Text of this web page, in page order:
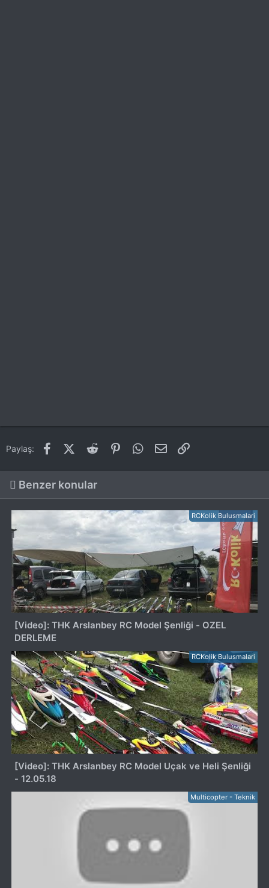
Paylaş: FacebookX (Twitter)
Reddit PinterestWhatsApp
E-posta
Benzer konular
RCKolik Bulusmalari
[Video]: THK Arslanbey RC Model Şenliği - OZEL
DERLEME
RCKolik Bulusmalari
[Video]: THK Arslanbey RC Model Uçak ve Heli Şenliği
- 12.05.18
Multicopter - Teknik